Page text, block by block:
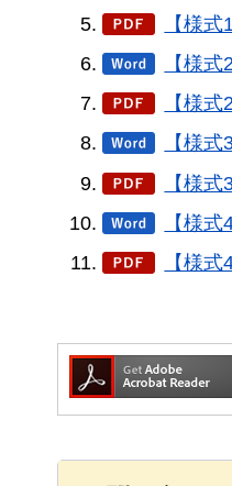
【様
【様
【様
【様
【様
【様
【様